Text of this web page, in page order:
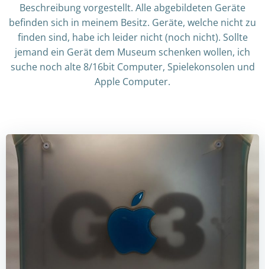
Beschreibung vorgestellt. Alle abgebildeten Geräte
befinden sich in meinem Besitz. Geräte, welche nicht zu
finden sind, habe ich leider nicht (noch nicht). Sollte
jemand ein Gerät dem Museum schenken wollen, ich
suche noch alte 8/16bit Computer, Spielekonsolen und
Apple Computer.